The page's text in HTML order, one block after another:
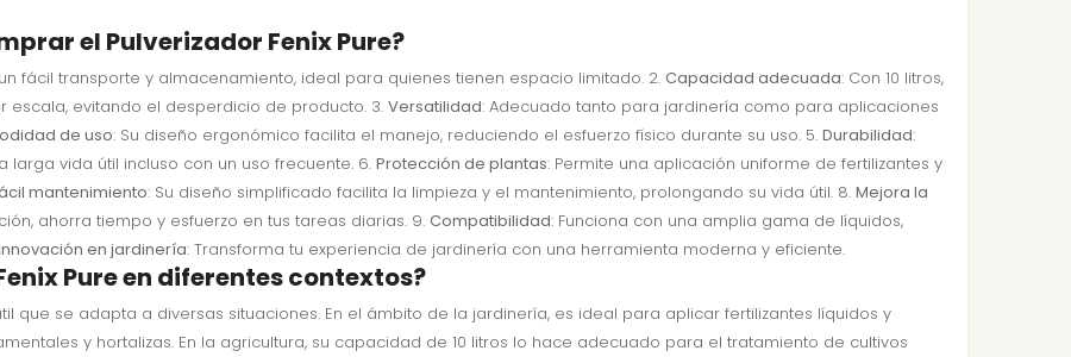
el Pulverizador Fenix Pure?
fácil transporte y almacenamiento, ideal para quienes tienen espacio limitado. 2. Capacidad adecuada: Con 10 litros,
evitando el desperdicio de producto. 3. Versatilidad: Adecuado tanto para jardinería como para aplicaciones
de uso: Su diseño ergonómico facilita el manejo, reduciendo el esfuerzo físico durante su uso. 5. Durabilidad:
vida útil incluso con un uso frecuente. 6. Protección de plantas: Permite una aplicación uniforme de fertilizantes y
mantenimiento: Su diseño simplificado facilita la limpieza y el mantenimiento, prolongando su vida útil. 8. Mejora la
ahorra tiempo y esfuerzo en tus tareas diarias. 9. Compatibilidad: Funciona con una amplia gama de líquidos,
en jardinería: Transforma tu experiencia de jardinería con una herramienta moderna y eficiente.
Pure en diferentes contextos?
que se adapta a diversas situaciones. En el ámbito de la jardinería, es ideal para aplicar fertilizantes líquidos y
y hortalizas. En la agricultura, su capacidad de 10 litros lo hace adecuado para el tratamiento de cultivos